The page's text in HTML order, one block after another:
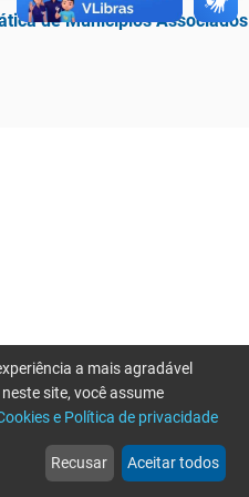
de Municípios Associados
web
Notícias
more_horiz
Mais
a mais agradável
site, você assume
e Política de privacidade
Recusar Aceitar todos
tente novamente